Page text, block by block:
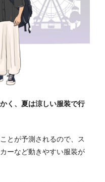
く、夏は涼しい服装で行
とが予測されるので、ス
ーなど動きやすい服装が